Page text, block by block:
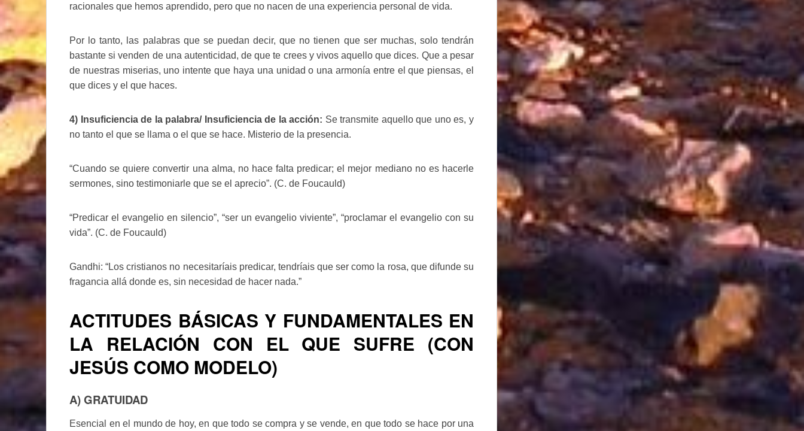
racionales que hemos aprendido, pero que no nacen de una experiencia personal de vida.
Por lo tanto, las palabras que se puedan decir, que no tienen que ser muchas, solo tendrán
bastante si venden de una autenticidad, de que te crees y vivos aquello que dices. Que a pesar
de nuestras miserias, uno intente que haya una unidad o una armonía entre el que piensas, el
que dices y el que haces.
4) Insuficiencia de la palabra/ Insuficiencia de la acción: Se transmite aquello que uno es, y
no tanto el que se llama o el que se hace. Misterio de la presencia.
“Cuando se quiere convertir una alma, no hace falta predicar; el mejor mediano no es hacerle
sermones, sino testimoniarle que se el aprecio”. (C. de Foucauld)
“Predicar el evangelio en silencio”, “ser un evangelio viviente”, “proclamar el evangelio con su
vida”. (C. de Foucauld)
Gandhi: “Los cristianos no necesitaríais predicar, tendríais que ser como la rosa, que difunde su
fragancia allá donde es, sin necesidad de hacer nada.”
ACTITUDES BÁSICAS Y FUNDAMENTALES EN
LA RELACIÓN CON EL QUE SUFRE (CON
JESÚS COMO MODELO)
A) GRATUIDAD
Esencial en el mundo de hoy, en que todo se compra y se vende, en que todo se hace por una